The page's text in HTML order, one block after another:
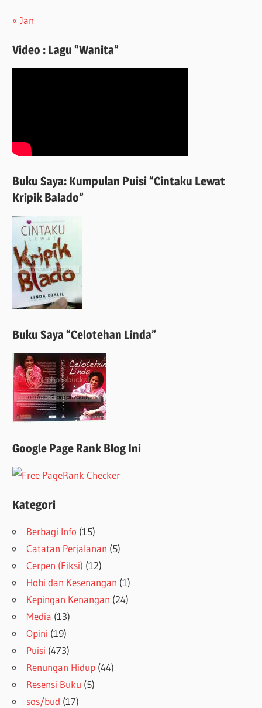
« Jan
Video : Lagu “Wanita”
Buku Saya: Kumpulan Puisi “Cintaku Lewat
Kripik Balado”
Buku Saya “Celotehan Linda”
Google Page Rank Blog Ini
Kategori
Berbagi Info (15)
Catatan Perjalanan (5)
Cerpen (Fiksi) (12)
Hobi dan Kesenangan (1)
Kepingan Kenangan (24)
Media (13)
Opini (19)
Puisi (473)
Renungan Hidup (44)
Resensi Buku (5)
sos/bud (17)